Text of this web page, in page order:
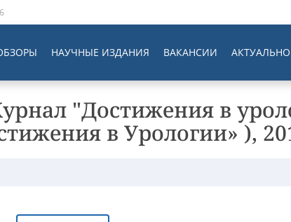
НАУЧНЫЕ ИЗДАНИЯ ВАКАНСИИ АКТУАЛЬНО
"Достижения в
в Урологии» ),